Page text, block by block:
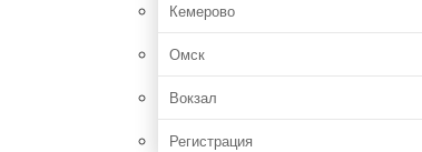
Кемерово
Омск
Вокзал
Регистрация